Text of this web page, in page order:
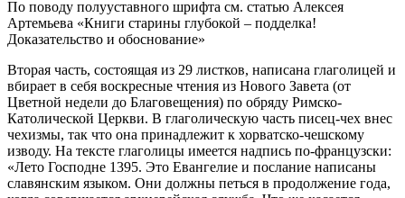
По поводу полууставного шрифта см. статью Алексея
Артемьева «Книги старины глубокой – подделка!
Доказательство и обоснование»
Вторая часть, состоящая из 29 листков, написана глаголицей и
вбирает в себя воскресные чтения из Нового Завета (от
Цветной недели до Благовещения) по обряду Римско-
Католической Церкви. В глаголическую часть писец-чех внес
чехизмы, так что она принадлежит к хорватско-чешскому
изводу. На тексте глаголицы имеется надпись по-французски:
«Лето Господне 1395. Это Евангелие и послание написаны
славянским языком. Они должны петься в продолжение года,